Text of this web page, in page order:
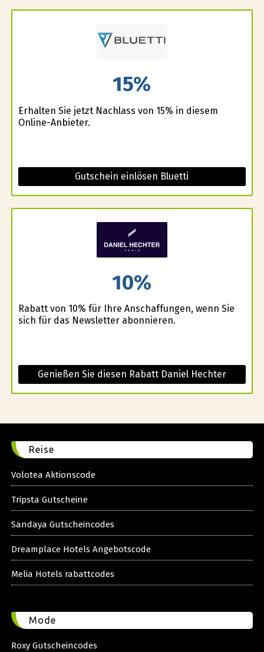
15%
Erhalten Sie jetzt Nachlass von 15% in diesem
Online-Anbieter.
Gutschein einlösen Bluetti
10%
Rabatt von 10% für Ihre Anschaffungen, wenn Sie
sich für das Newsletter abonnieren.
Genießen Sie diesen Rabatt Daniel Hechter
Reise
Volotea Aktionscode
Tripsta Gutscheine
Sandaya Gutscheincodes
Dreamplace Hotels Angebotscode
Melia Hotels rabattcodes
Mode
Roxy Gutscheincodes